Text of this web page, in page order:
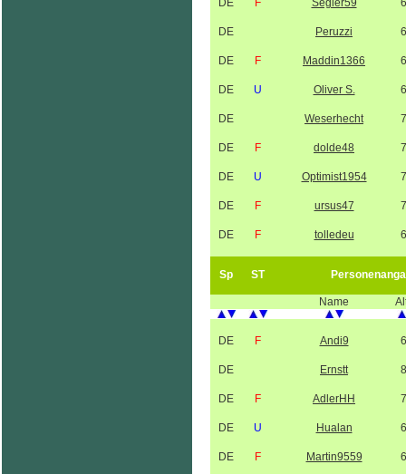
DE F Segler59
DE Peruzzi
DE F Maddin1366
DE U Oliver S.
DE Weserhecht
DE F dolde48
DE U Optimist1954
DE F ursus47
DE F tolledeu
Sp ST
Name
DE F Andi9
DE Ernstt
DE F AdlerHH
DE U Hualan
DE F Martin9559